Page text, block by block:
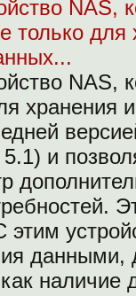
NAS,
только для
NAS,
хранения
и
данными,
наличие